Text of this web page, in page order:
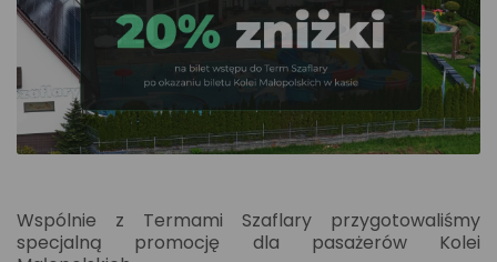
Wspólnie z Termami Szaflary przygotowaliśmy
specjalną promocję dla pasażerów Kolei